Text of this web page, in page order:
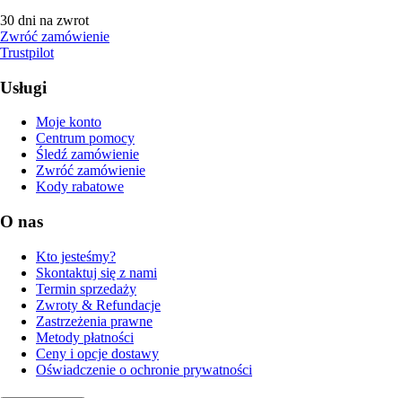
30 dni na zwrot
Zwróć zamówienie
Trustpilot
Usługi
Moje konto
Centrum pomocy
Śledź zamówienie
Zwróć zamówienie
Kody rabatowe
O nas
Kto jesteśmy?
Skontaktuj się z nami
Termin sprzedaży
Zwroty & Refundacje
Zastrzeżenia prawne
Metody płatności
Ceny i opcje dostawy
Oświadczenie o ochronie prywatności